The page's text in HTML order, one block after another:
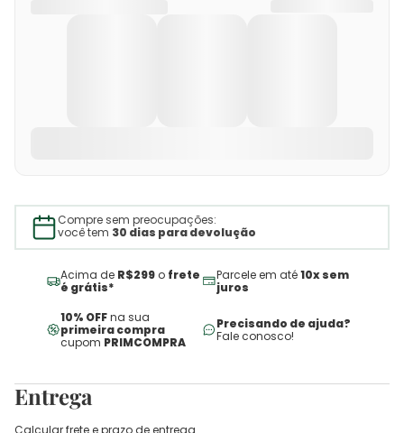
Compre sem preocupações:
você tem 30 dias para devolução
Acima de R$299 o frete
é grátis*
Parcele em até10x sem
juros
10% OFFna sua
primeira compra
cupom PRIMCOMPRA
Precisando de ajuda?
Fale conosco!
Entrega
Calcular frete e prazo de entrega